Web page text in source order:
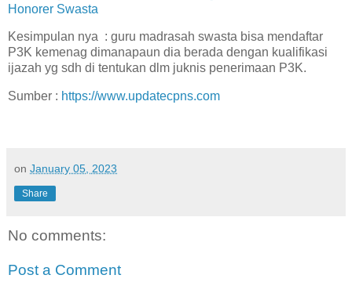
Honorer Swasta
Kesimpulan nya : guru madrasah swasta bisa mendaftar
P3K kemenag dimanapaun dia berada dengan kualifikasi
ijazah yg sdh di tentukan dlm juknis penerimaan P3K.
Sumber : https://www.updatecpns.com
on January 05, 2023
Share
No comments:
Post a Comment